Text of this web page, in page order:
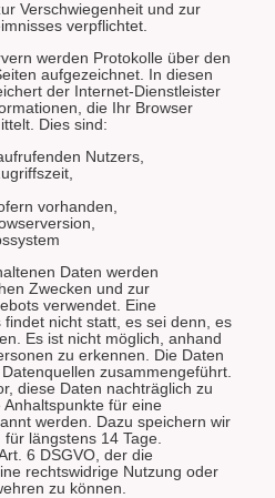
Verschwiegenheit und zur
verpflichtet.
werden Protokolle über den
aufgezeichnet. In diesen
der Internet-Dienstleister
die Ihr Browser
Dies sind:
Nutzers,
vorhanden,
Daten werden
Zwecken und zur
verwendet. Eine
nicht statt, es sei denn, es
Es ist nicht möglich, anhand
zu erkennen. Die Daten
zusammengeführt.
diese Daten nachträglich zu
für eine
werden. Dazu speichern wir
längstens 14 Tage.
6 DSGVO, der die
rechtswidrige Nutzung oder
zu können.